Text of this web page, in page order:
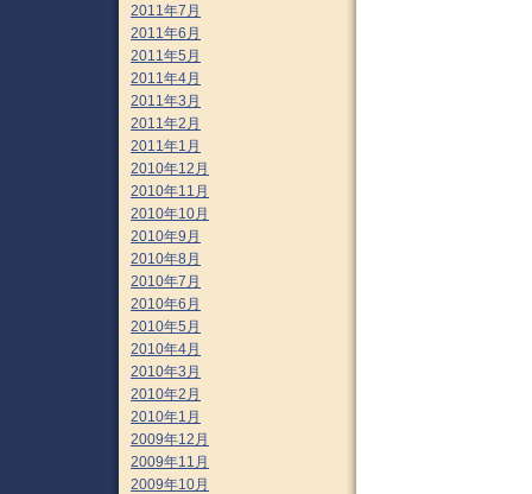
2011年7月
2011年6月
2011年5月
2011年4月
2011年3月
2011年2月
2011年1月
2010年12月
2010年11月
2010年10月
2010年9月
2010年8月
2010年7月
2010年6月
2010年5月
2010年4月
2010年3月
2010年2月
2010年1月
2009年12月
2009年11月
2009年10月